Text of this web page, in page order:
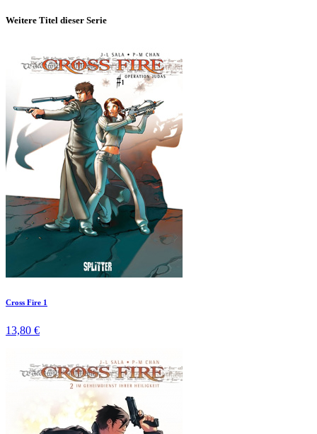
Weitere Titel dieser Serie
Cross Fire 1
13,80 €